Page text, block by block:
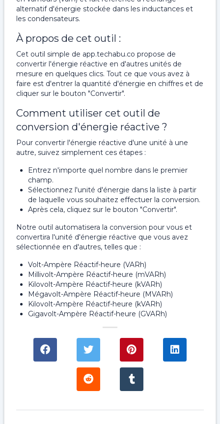
alternatif d'énergie stockée dans les inductances et
les condensateurs.
À propos de cet outil :
Cet outil simple de app.techabu.co propose de
convertir l'énergie réactive en d'autres unités de
mesure en quelques clics. Tout ce que vous avez à
faire est d'entrer la quantité d'énergie en chiffres et de
cliquer sur le bouton "Convertir".
Comment utiliser cet outil de
conversion d'énergie réactive ?
Pour convertir l'énergie réactive d'une unité à une
autre, suivez simplement ces étapes :
Entrez n'importe quel nombre dans le premier
champ.
Sélectionnez l'unité d'énergie dans la liste à partir
de laquelle vous souhaitez effectuer la conversion.
Après cela, cliquez sur le bouton "Convertir".
Notre outil automatisera la conversion pour vous et
convertira l'unité d'énergie réactive que vous avez
sélectionnée en d'autres, telles que :
Volt-Ampère Réactif-heure (VARh)
Millivolt-Ampère Réactif-heure (mVARh)
Kilovolt-Ampère Réactif-heure (kVARh)
Mégavolt-Ampère Réactif-heure (MVARh)
Kilovolt-Ampère Réactif-heure (kVARh)
Gigavolt-Ampère Réactif-heure (GVARh)